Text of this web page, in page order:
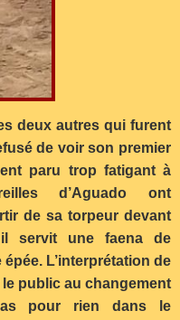
deux autres qui furent
de voir son premier
paru trop fatigant à
d’Aguado ont
de sa torpeur devant
il servit une faena de
L’interprétation de
public au changement
pour rien dans le